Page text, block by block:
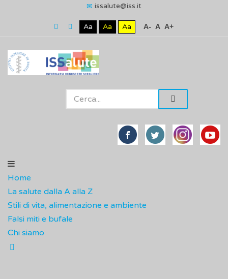
issalute@iss.it
Aa Aa Aa A- A A+
Home
La salute dalla A alla Z
Stili di vita, alimentazione e ambiente
Falsi miti e bufale
Chi siamo